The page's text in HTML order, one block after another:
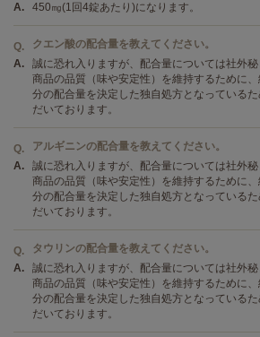
A. 450㎎(1回4錠あたり)になります。
Q. クエン酸の配合量を教えてください。
A.
誠に恐れ入りますが、配合量については社外秘
商品の品質（味や安定性）を維持するために
分の配合量を決定した独自処方となっている
だいております。
Q. アルギニンの配合量を教えてください。
A.
誠に恐れ入りますが、配合量については社外秘
商品の品質（味や安定性）を維持するために
分の配合量を決定した独自処方となっている
だいております。
Q. タウリンの配合量を教えてください。
A.
誠に恐れ入りますが、配合量については社外秘
商品の品質（味や安定性）を維持するために
分の配合量を決定した独自処方となっている
だいております。